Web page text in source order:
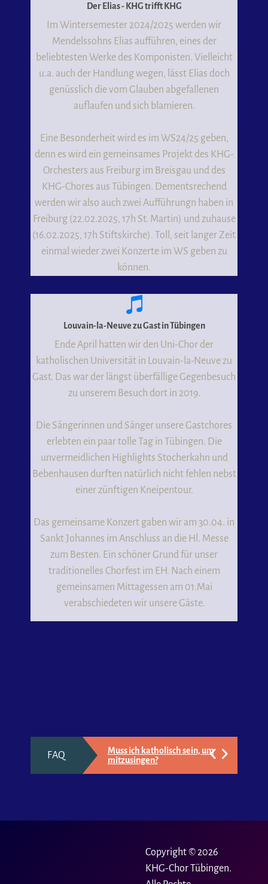
Der Elias - KHG trifft KHG
Im Wintersemester 2024/2025 werden wir
Mendelssohns Elias aufführen, eines der
beliebtesten Werke des Komponisten. Vielleicht
u.a. auch der Handlung wegen, lässt Elias doch
genüsslich die vom Glauben abgefallenen
auflaufen und sich blamieren.
Eine Besonderheit wird es im WS24/25 geben,
denn es wird ein gemeinsames Projekt des KHG-
Orchesters aus Freiburg im Breisgau und des
KHG-Chores aus Tübingen. Dementsrechend
werden wir also auch zwei Aufführungn haben in
Freiburg (22.02.2025, 17h St. Martin) und zuhause
(16.02.2025, 17h Stiftskirche). Toll, seit langer Zeit
einmal wieder zwei Konzerte im WS geben zu
können.
Louvain-la-Neuve zu Gast in Tübingen
Ende April hatten wir den Uni-Chor der
katholischen Universität in Louvain-la-Neuve zu
Gast. Das war der längst überfällige Gegenbesuch
zu unserem Besuch dort in 2019.
Die Sängerinnen und Sänger unsere Gastchores
erlebten ein paar tolle Tag in Tübingen. Die
unvermeidlichen Highlights Stocherkahn und
Bebenhausen durften natürlich nicht fehlen nebst
einer zünftigen Kneipentour.
Das gemeinsame Konzert gaben wir am 30.04. in
Sankt Johannes im Anschluss an die Hl. Messe
zum Besten. Ein schöner Grund für unser
traditionelles Chorfest im EH. Nach einem
gemeinsamen Mittagessen am 01.Mai
verabschiedeten wir unsere Gäste.
FAQ
Muss ich katholisch sein, um
mitzusingen?
Gibt es Sonderproben, die
nicht Montags stattfinden?
Copyright © 2026
KHG-Chor Tübingen.